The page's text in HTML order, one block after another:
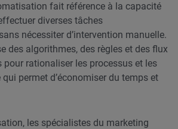
fait référence à la capacité
diverses tâches
nécessiter d’intervention manuelle.
des algorithmes, des règles et des flux
pour rationaliser les processus et les
permet d’économiser du temps et
les spécialistes du marketing